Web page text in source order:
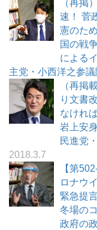
（再掲
速！ 菅
憲のた
国の戦
による
主党・小西洋之参
（再掲
り文書
なけれ
岩上安
民進党
2018.3.7
【第
ロナウ
緊急提
冬場の
政府の